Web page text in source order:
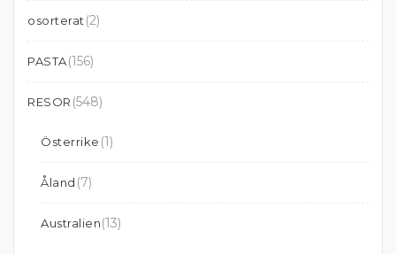
osorterat (2)
PASTA(156)
RESOR (548)
Österrike (1)
Åland (7)
Australien(13)